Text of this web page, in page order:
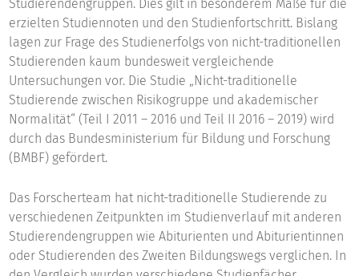
Studierendengruppen. Dies gilt in besonderem Maße für die
erzielten Studiennoten und den Studienfortschritt. Bislang
lagen zur Frage des Studienerfolgs von nicht-traditionellen
Studierenden kaum bundesweit vergleichende
Untersuchungen vor. Die Studie „Nicht-traditionelle
Studierende zwischen Risikogruppe und akademischer
Normalität“ (Teil I 2011 – 2016 und Teil II 2016 – 2019) wird
durch das Bundesministerium für Bildung und Forschung
(BMBF) gefördert.
Das Forscherteam hat nicht-traditionelle Studierende zu
verschiedenen Zeitpunkten im Studienverlauf mit anderen
Studierendengruppen wie Abiturienten und Abiturientinnen
oder Studierenden des Zweiten Bildungswegs verglichen. In